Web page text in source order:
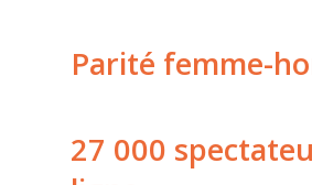
Parité femme-
27 000